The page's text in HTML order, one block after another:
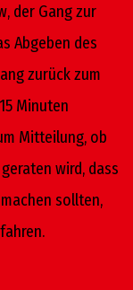
der Gang zur
Abgeben des
zurück zum
Minuten
Mitteilung, ob
wird, dass
sollten,